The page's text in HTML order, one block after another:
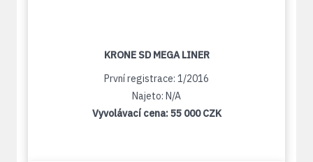
KRONE SD MEGA LINER
První registrace: 1/2016
Najeto: N/A
Vyvolávací cena:55 000 CZK